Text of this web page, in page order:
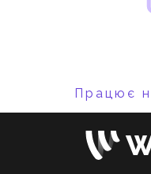
Працює